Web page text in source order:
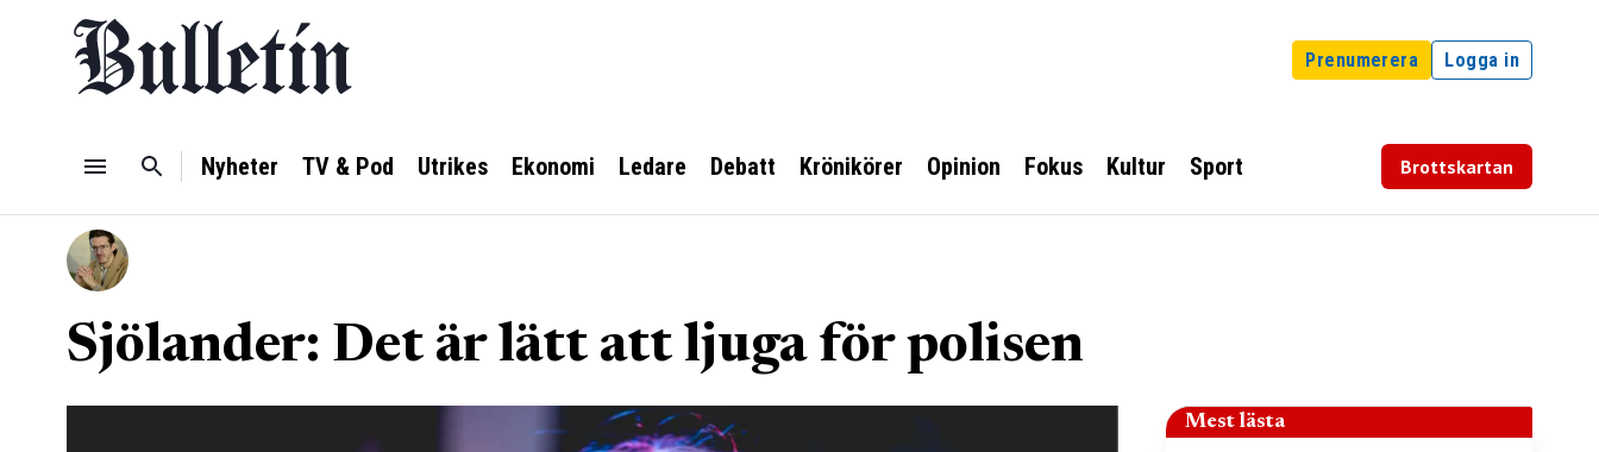
Prenumerera Logga in
Nyheter TV & Pod Utrikes Ekonomi Ledare Debatt Krönikörer Opinion Fokus Kultur Sport Brottskartan
Sjölander: Det är lätt att ljuga för polisen
Mest lästa